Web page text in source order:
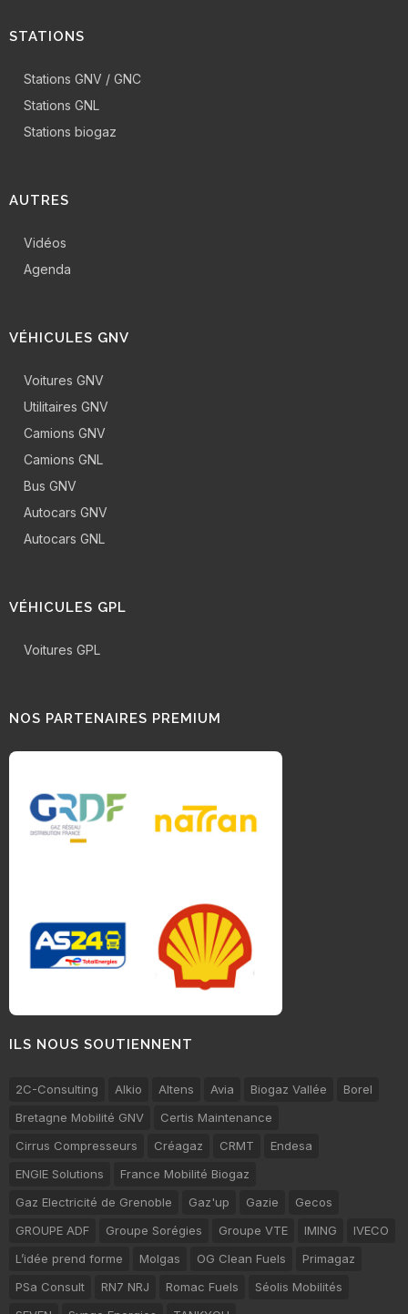
STATIONS
Stations GNV / GNC
Stations GNL
Stations biogaz
AUTRES
Vidéos
Agenda
VÉHICULES GNV
Voitures GNV
Utilitaires GNV
Camions GNV
Camions GNL
Bus GNV
Autocars GNV
Autocars GNL
VÉHICULES GPL
Voitures GPL
NOS PARTENAIRES PREMIUM
ILS NOUS SOUTIENNENT
2C-Consulting Alkio Altens Avia Biogaz Vallée
Borel
Bretagne Mobilité GNV
Certis Maintenance
Cirrus Compresseurs
Créagaz CRMT
Endesa
ENGIE Solutions
France Mobilité Biogaz
Gaz Electricité de Grenoble
Gaz'up Gazie
Gecos
GROUPE ADF
Groupe Sorégies Groupe VTE IMING
IVECO
L’idée prend forme
Molgas OG Clean Fuels
Primagaz
PSa Consult
RN7 NRJ Romac Fuels
Séolis Mobilités